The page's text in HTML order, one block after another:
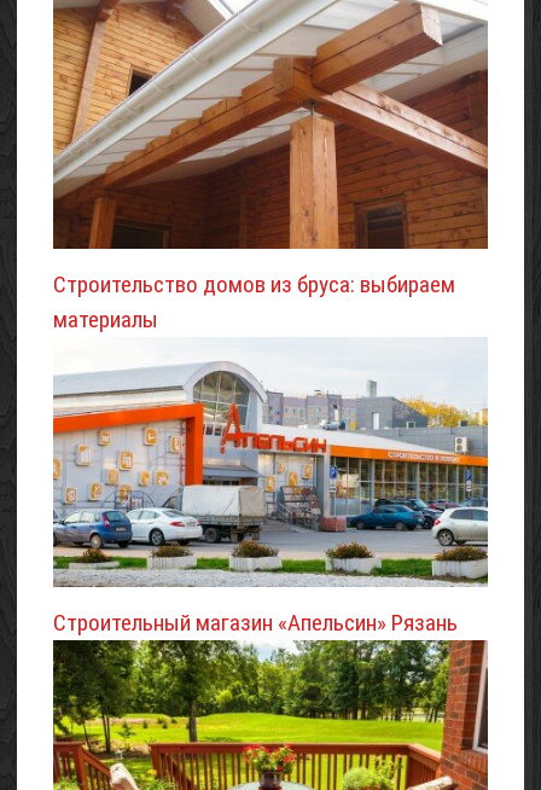
Строительство домов из бруса: выбираем
материалы
Строительный магазин «Апельсин» Рязань